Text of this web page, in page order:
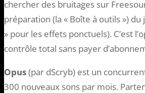
chercher des bruitages sur
préparation (la « Boîte à outils ») du
» pour les effets ponctuels). C’est
contrôle total sans payer
Opus(par dScryb) est un
300 nouveaux sons par mois.